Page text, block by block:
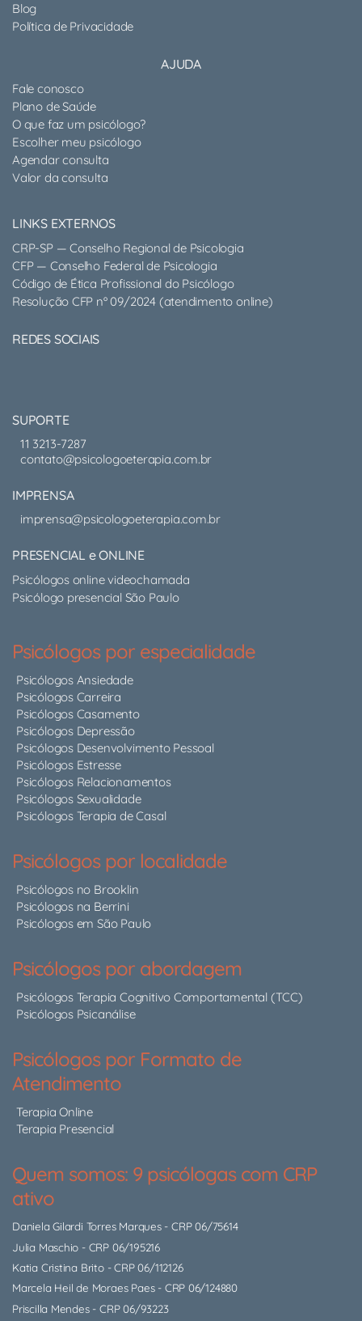
Blog
Política de Privacidade
AJUDA
Fale conosco
Plano de Saúde
O que faz um psicólogo?
Escolher meu psicólogo
Agendar consulta
Valor da consulta
LINKS EXTERNOS
CRP-SP — Conselho Regional de Psicologia
CFP — Conselho Federal de Psicologia
Código de Ética Profissional do Psicólogo
Resolução CFP nº 09/2024 (atendimento online)
REDES SOCIAIS
SUPORTE
11 3213-7287
contato@psicologoeterapia.com.br
IMPRENSA
imprensa@psicologoeterapia.com.br
PRESENCIAL e ONLINE
Psicólogos online videochamada
Psicólogo presencial São Paulo
Psicólogos por especialidade
Psicólogos Ansiedade
Psicólogos Carreira
Psicólogos Casamento
Psicólogos Depressão
Psicólogos Desenvolvimento Pessoal
Psicólogos Estresse
Psicólogos Relacionamentos
Psicólogos Sexualidade
Psicólogos Terapia de Casal
Psicólogos por localidade
Psicólogos no Brooklin
Psicólogos na Berrini
Psicólogos em São Paulo
Psicólogos por abordagem
Psicólogos Terapia Cognitivo Comportamental (TCC)
Psicólogos Psicanálise
Psicólogos por Formato de
Atendimento
Terapia Online
Terapia Presencial
Quem somos: 9 psicólogas com CRP
ativo
Daniela Gilardi Torres Marques- CRP 06/75614
Julia Maschio - CRP 06/195216
Katia Cristina Brito- CRP 06/112126
Marcela Heil de Moraes Paes- CRP 06/124880
Priscilla Mendes- CRP 06/93223